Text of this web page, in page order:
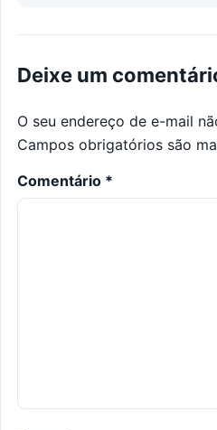
Deixe um
O seu endereço de e-mail
Campos obrigatórios são
Comentário *